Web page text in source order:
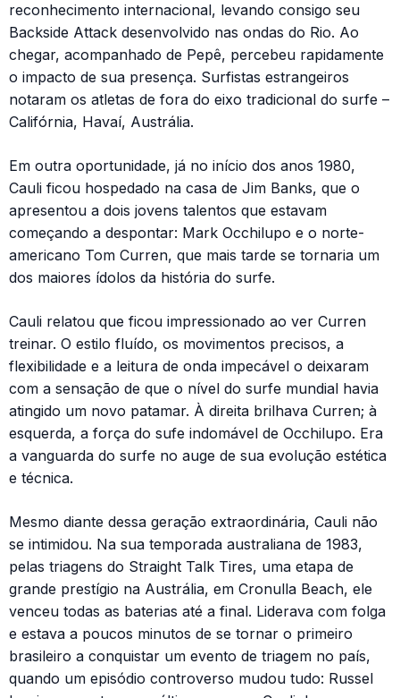
reconhecimento internacional, levando consigo seu
Backside Attack desenvolvido nas ondas do Rio. Ao
chegar, acompanhado de Pepê, percebeu rapidamente
o impacto de sua presença. Surfistas estrangeiros
notaram os atletas de fora do eixo tradicional do surfe –
Califórnia, Havaí, Austrália.
Em outra oportunidade, já no início dos anos 1980,
Cauli ficou hospedado na casa de Jim Banks, que o
apresentou a dois jovens talentos que estavam
começando a despontar: Mark Occhilupo e o norte-
americano Tom Curren, que mais tarde se tornaria um
dos maiores ídolos da história do surfe.
Cauli relatou que ficou impressionado ao ver Curren
treinar. O estilo fluído, os movimentos precisos, a
flexibilidade e a leitura de onda impecável o deixaram
com a sensação de que o nível do surfe mundial havia
atingido um novo patamar. À direita brilhava Curren; à
esquerda, a força do sufe indomável de Occhilupo. Era
a vanguarda do surfe no auge de sua evolução estética
e técnica.
Mesmo diante dessa geração extraordinária, Cauli não
se intimidou. Na sua temporada australiana de 1983,
pelas triagens do Straight Talk Tires, uma etapa de
grande prestígio na Austrália, em Cronulla Beach, ele
venceu todas as baterias até a final. Liderava com folga
e estava a poucos minutos de se tornar o primeiro
brasileiro a conquistar um evento de triagem no país,
quando um episódio controverso mudou tudo: Russel